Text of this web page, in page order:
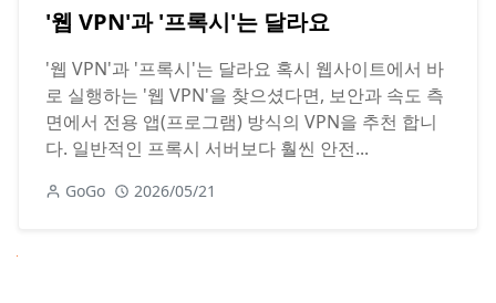
'웹 VPN'과 '프록시'는 달라요
'웹 VPN'과 '프록시'는 달라요 혹시 웹사이트에서 바
로 실행하는 '웹 VPN'을 찾으셨다면, 보안과 속도 측
면에서 전용 앱(프로그램) 방식의 VPN을 추천 합니
다. 일반적인 프록시 서버보다 훨씬 안전...
GoGo 2026/05/21